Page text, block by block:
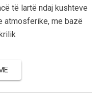
të lartë ndaj kushteve
atmosferike, me bazë